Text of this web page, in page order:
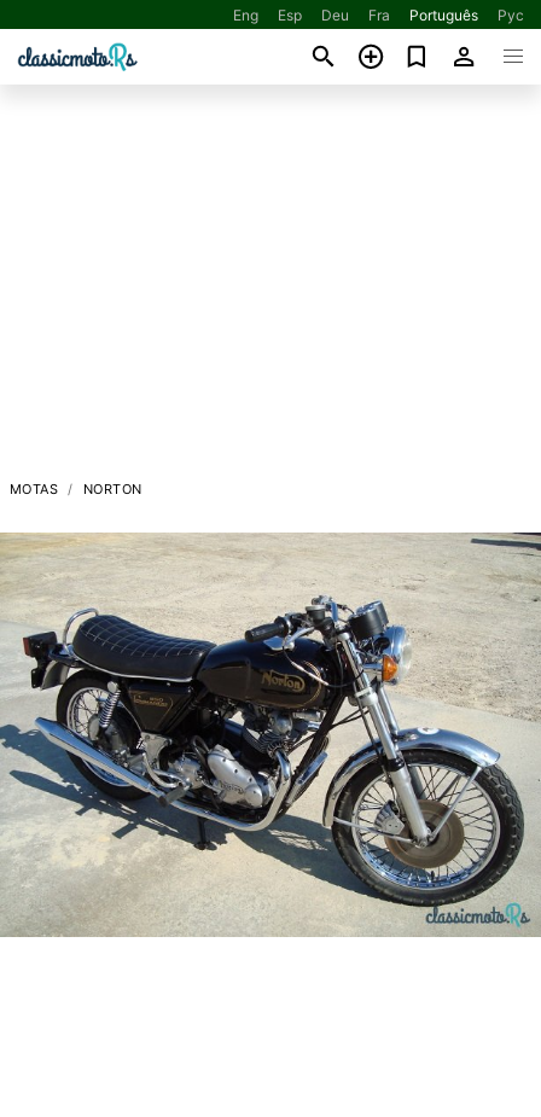
Eng Esp Deu Fra Português Рус
MOTAS NORTON